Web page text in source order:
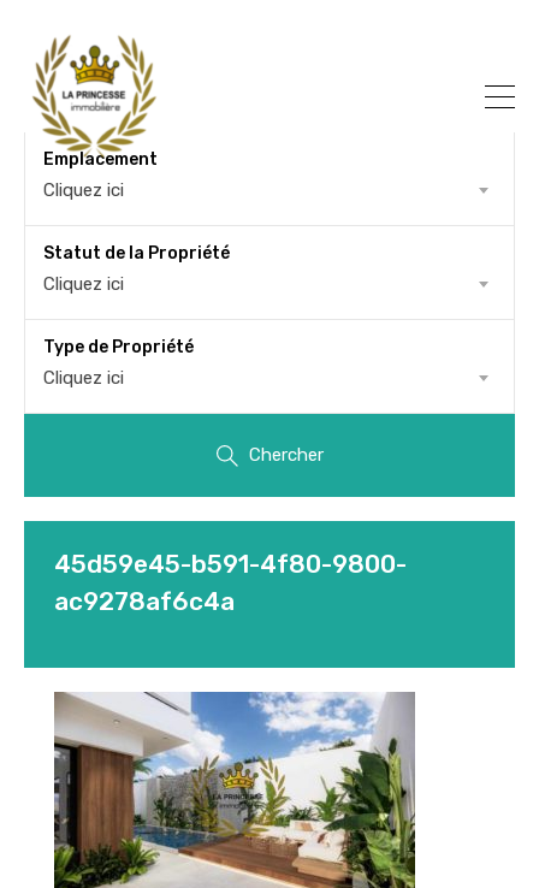
Emplacement
Cliquez ici
Statut de la Propriété
Cliquez ici
Type de Propriété
Cliquez ici
Chercher
45d59e45-b591-4f80-9800-
ac9278af6c4a